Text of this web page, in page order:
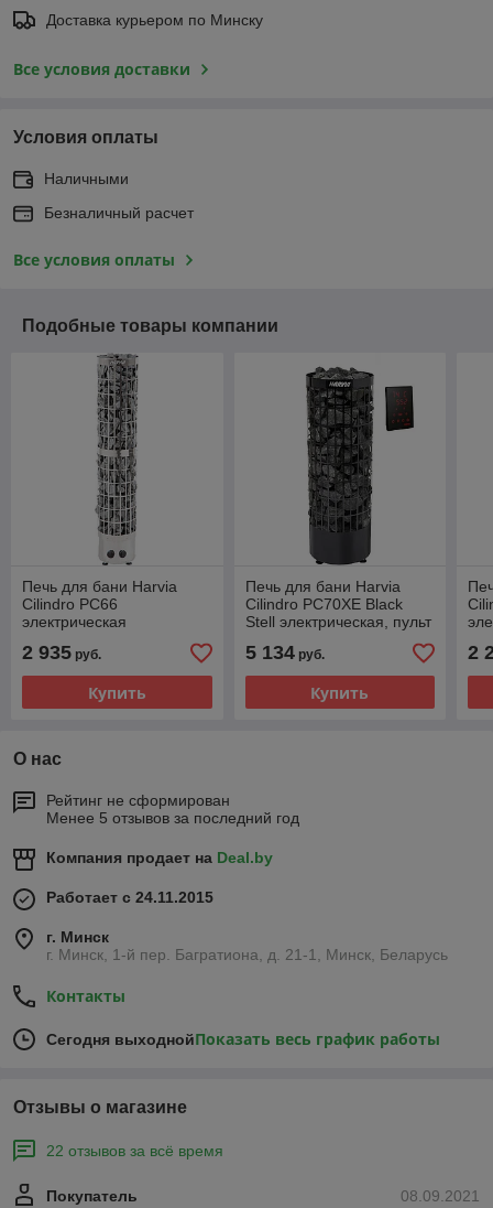
Доставка курьером по Минску
Все условия доставки
Условия оплаты
Наличными
Безналичный расчет
Все условия оплаты
Подобные товары компании
Печь для бани Harvia
Cilindro PC66
электрическая
2 935 руб.
Купить
Печь для бани Harvia
Cilindro PC70XE Black
Stell электрическая, пульт
5 134руб.
Купить
2
О нас
Рейтинг не сформирован
Менее 5 отзывов за последний год
Компания продает на Deal.by
Работает с 24.11.2015
г. Минск
г. Минск, 1-й пер. Багратиона, д. 21-1, Минск, Беларусь
Контакты
Сегодня выходнойПоказать весь график работы
Отзывы о магазине
22 отзывов за всё время
08.09.2021
Покупатель